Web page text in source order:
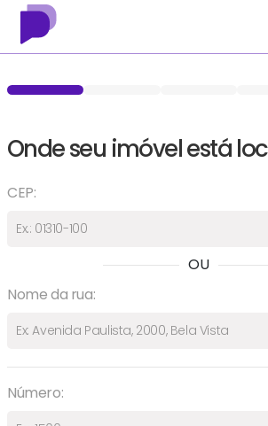
Onde seu imóvel está
CEP:
OU
Nome da rua:
Número: